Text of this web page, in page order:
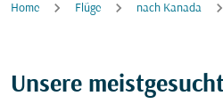
Home Flüge nach Kanada
Unsere